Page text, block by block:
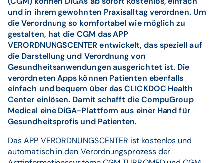
und in ihrem gewohnten Praxisalltag verordnen. Um
die Verordnung so komfortabel wie möglich zu
gestalten, hat die CGM das APP
VERORDNUNGSCENTER entwickelt, das speziell auf
die Darstellung und Verordnung von
Gesundheitsanwendungen ausgerichtet ist. Die
verordneten Apps können Patienten ebenfalls
einfach und bequem über das CLICKDOC Health
Center einlösen. Damit schafft die CompuGroup
Medical eine DiGA-Plattform aus einer Hand für
Gesundheitsprofis und Patienten.
Das APP VERORDNUNGSCENTER ist kostenlos und
automatisch in den Verordnungsprozess der